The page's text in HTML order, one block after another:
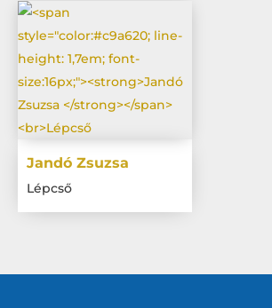
Jandó Zsuzsa
Lépcső